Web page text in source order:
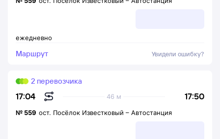
ежедневно
Маршрут Увидели ошибку?
17:04 17:50
46 м
2 перевозчика
№ 559 ост. Посёлок Известковый – Автостанция